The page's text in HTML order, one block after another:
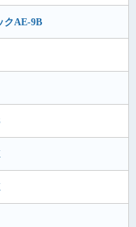
クAE-9B